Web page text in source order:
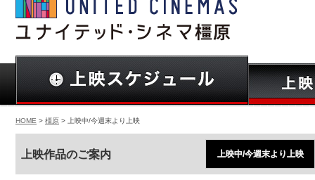
HOME > 橿原 > 上映中/今週末より上映
上映作品のご案内 上映中/今週末より上映